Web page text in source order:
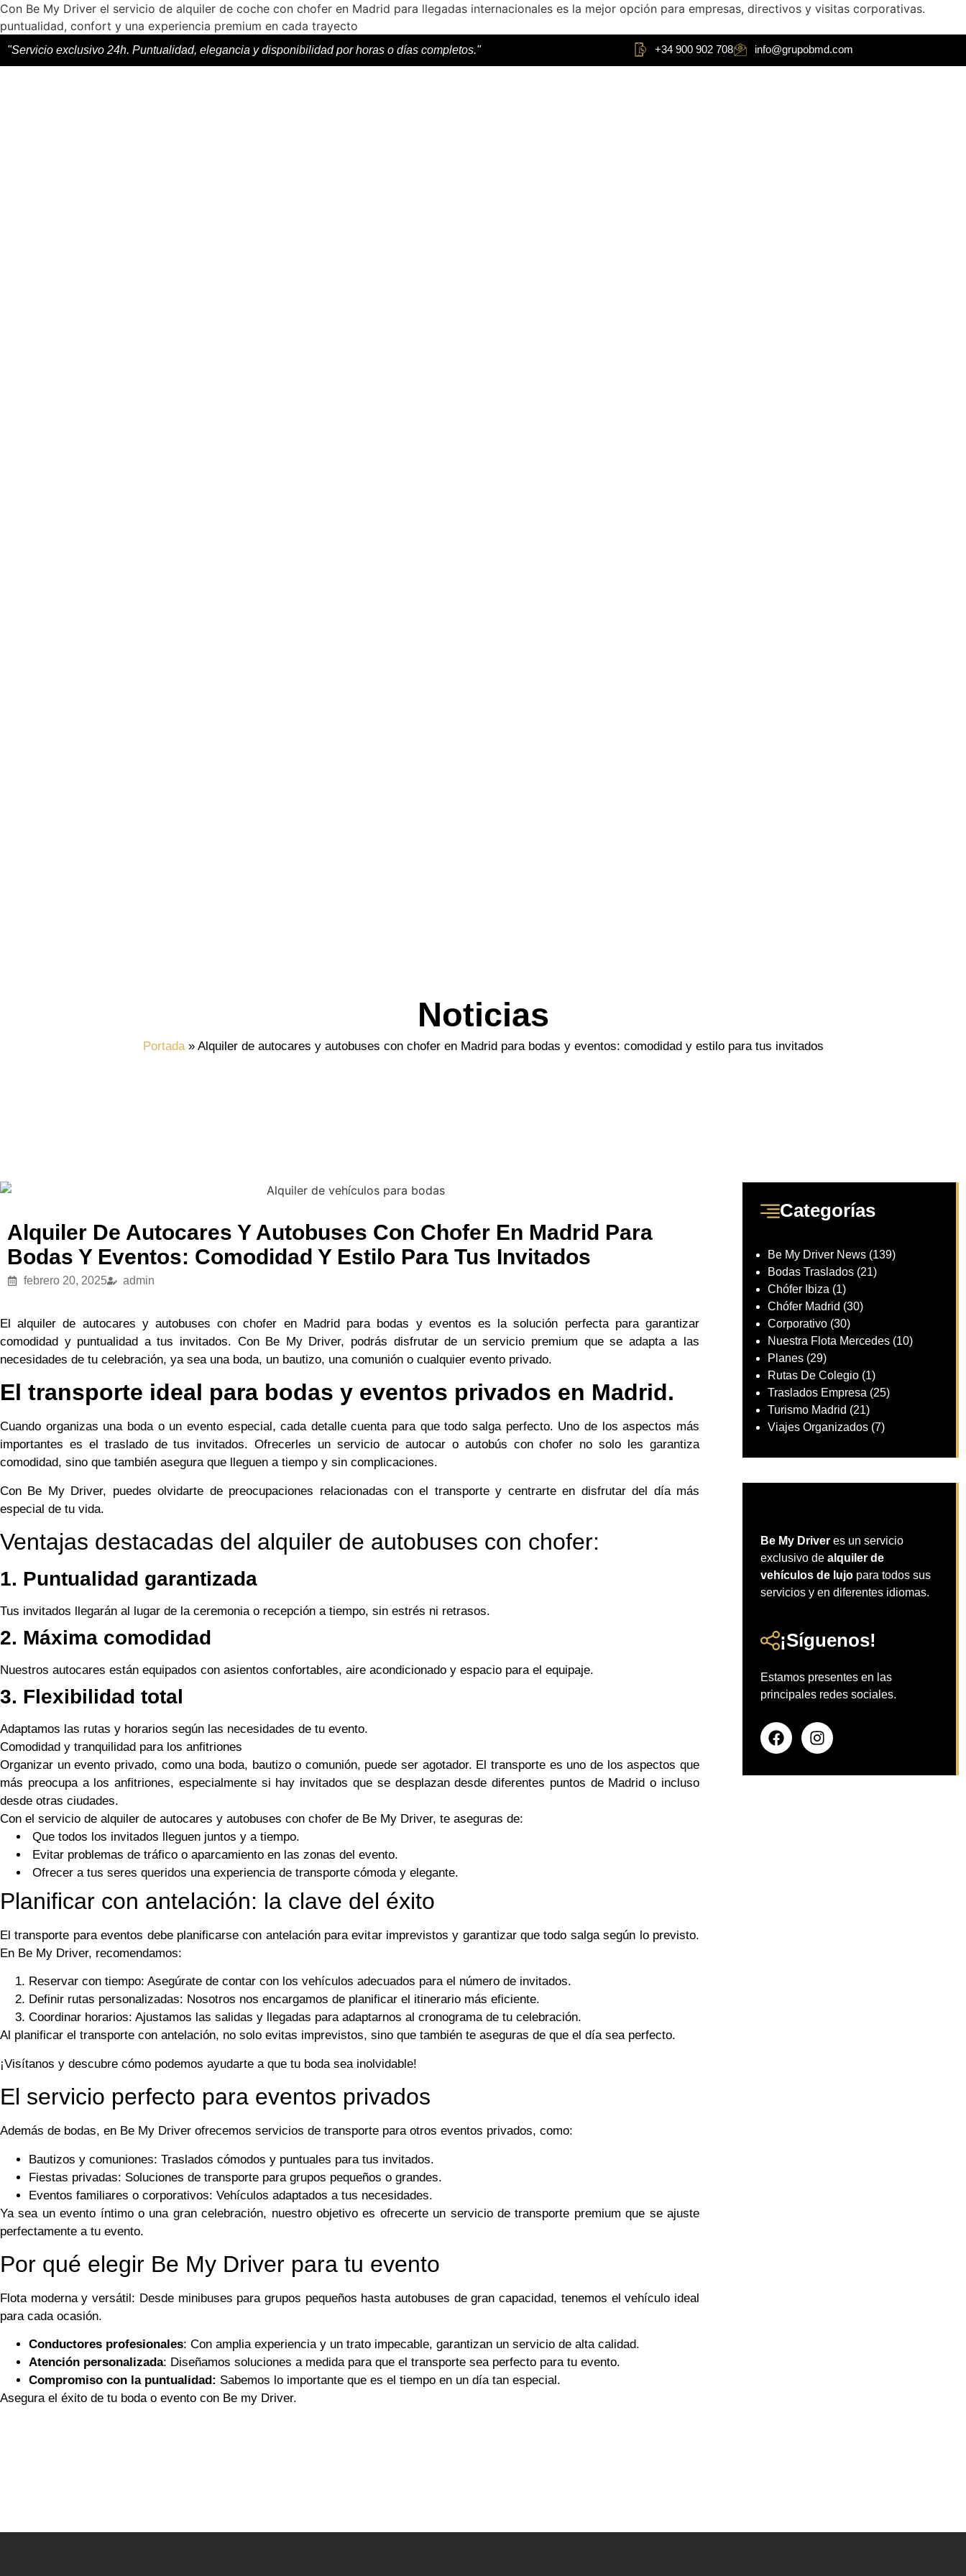
Con Be My Driver el servicio de alquiler de coche con chofer en Madrid para llegadas internacionales es la mejor opción para empresas, directivos y visitas corporativas.
puntualidad, confort y una experiencia premium en cada trayecto
"Servicio exclusivo 24h. Puntualidad, elegancia y disponibilidad por horas o días completos." +34 900 902 708 info@grupobmd.com
Noticias
Portada» Alquiler de autocares y autobuses con chofer en Madrid para bodas y eventos: comodidad y estilo para tus invitados
Alquiler De Autocares Y Autobuses Con Chofer En Madrid Para
Bodas Y Eventos: Comodidad Y Estilo Para Tus Invitados
febrero 20, 2025 admin
El alquiler de autocares y autobuses con chofer en Madrid para bodas y eventos es la solución perfecta para garantizar
comodidad y puntualidad a tus invitados. Con Be My Driver, podrás disfrutar de un servicio premium que se adapta a las
necesidades de tu celebración, ya sea una boda, un bautizo, una comunión o cualquier evento privado.
El transporte ideal para bodas y eventos privados en Madrid.
Cuando organizas una boda o un evento especial, cada detalle cuenta para que todo salga perfecto. Uno de los aspectos más
importantes es el traslado de tus invitados. Ofrecerles un servicio de autocar o autobús con chofer no solo les garantiza
comodidad, sino que también asegura que lleguen a tiempo y sin complicaciones.
Con Be My Driver, puedes olvidarte de preocupaciones relacionadas con el transporte y centrarte en disfrutar del día más
especial de tu vida.
Ventajas destacadas del alquiler de autobuses con chofer:
1. Puntualidad garantizada
Tus invitados llegarán al lugar de la ceremonia o recepción a tiempo, sin estrés ni retrasos.
2. Máxima comodidad
Nuestros autocares están equipados con asientos confortables, aire acondicionado y espacio para el equipaje.
3. Flexibilidad total
Adaptamos las rutas y horarios según las necesidades de tu evento.
Comodidad y tranquilidad para los anfitriones
Organizar un evento privado, como una boda, bautizo o comunión, puede ser agotador. El transporte es uno de los aspectos que
más preocupa a los anfitriones, especialmente si hay invitados que se desplazan desde diferentes puntos de Madrid o incluso
desde otras ciudades.
Con el servicio de alquiler de autocares y autobuses con chofer de Be My Driver, te aseguras de:
Que todos los invitados lleguen juntos y a tiempo.
Evitar problemas de tráfico o aparcamiento en las zonas del evento.
Ofrecer a tus seres queridos una experiencia de transporte cómoda y elegante.
Planificar con antelación: la clave del éxito
El transporte para eventos debe planificarse con antelación para evitar imprevistos y garantizar que todo salga según lo previsto.
En Be My Driver, recomendamos:
Reservar con tiempo: Asegúrate de contar con los vehículos adecuados para el número de invitados.
Definir rutas personalizadas: Nosotros nos encargamos de planificar el itinerario más eficiente.
Coordinar horarios: Ajustamos las salidas y llegadas para adaptarnos al cronograma de tu celebración.
Al planificar el transporte con antelación, no solo evitas imprevistos, sino que también te aseguras de que el día sea perfecto.
¡Visítanos y descubre cómo podemos ayudarte a que tu boda sea inolvidable!
El servicio perfecto para eventos privados
Además de bodas, en Be My Driver ofrecemos servicios de transporte para otros eventos privados, como:
Bautizos y comuniones: Traslados cómodos y puntuales para tus invitados.
Fiestas privadas: Soluciones de transporte para grupos pequeños o grandes.
Eventos familiares o corporativos: Vehículos adaptados a tus necesidades.
Ya sea un evento íntimo o una gran celebración, nuestro objetivo es ofrecerte un servicio de transporte premium que se ajuste
perfectamente a tu evento.
Por qué elegir Be My Driver para tu evento
Flota moderna y versátil: Desde minibuses para grupos pequeños hasta autobuses de gran capacidad, tenemos el vehículo ideal
para cada ocasión.
Conductores profesionales: Con amplia experiencia y un trato impecable, garantizan un servicio de alta calidad.
Atención personalizada: Diseñamos soluciones a medida para que el transporte sea perfecto para tu evento.
Compromiso con la puntualidad: Sabemos lo importante que es el tiempo en un día tan especial.
Asegura el éxito de tu boda o evento con Be my Driver.
Categorías
Be My Driver News (139)
Bodas Traslados (21)
Chófer Ibiza (1)
Chófer Madrid (30)
Corporativo (30)
Nuestra Flota Mercedes (10)
Planes (29)
Rutas De Colegio (1)
Traslados Empresa (25)
Turismo Madrid (21)
Viajes Organizados (7)
Be My Driver es un servicio
exclusivo de alquiler de
vehículos de lujo para todos sus
servicios y en diferentes idiomas.
¡Síguenos!
Estamos presentes en las
principales redes sociales.